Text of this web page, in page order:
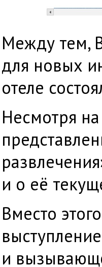
Между тем,
для новых
отеле
Несмотря
и о её
Вместо
и